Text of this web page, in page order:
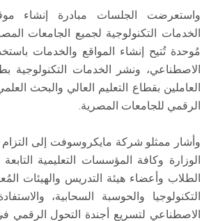
واستعرضت الجلسات مبادرة إنشاء
الخدمات التكنولوجية لجميع الجامعات
مُوحدة تُتيح إنشاء المواقع والخدمات
الاصطناعي، ونشر الخدمات التكنولوجية
العاملين بقطاع التعليم العالي والبحث
الرقمي للجامعات المصرية.
وأشار ممثلو شركة مايكروسوفت إلى التزام
الوزارة وكافة المؤسسات التعليمية
الطلاب وأعضاء هيئة التدريس والهيئات
التكنولوجيا والحوسبة السحابية،
الاصطناعي لتسريع أجندة التحول الرقمي